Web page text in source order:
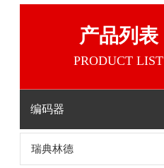
产品列表
PRODUCT LIST
编码器
瑞典林德